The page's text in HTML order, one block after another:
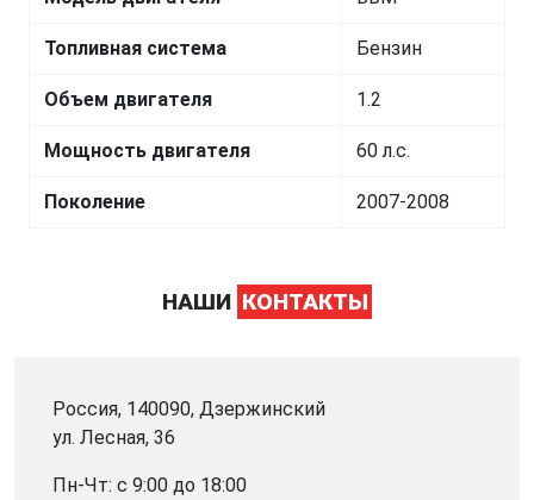
Топливная система Бензин
Объем двигателя 1.2
Мощность двигателя 60 л.с.
Поколение 2007-2008
НАШИ КОНТАКТЫ
Россия, 140090, Дзержинский
ул. Лесная, 36
Пн-Чт: с 9:00 до 18:00